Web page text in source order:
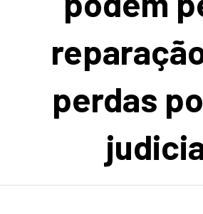
perdas